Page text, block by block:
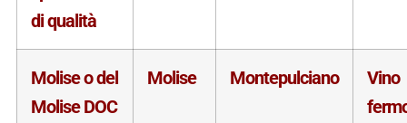
di qualità
Molise o del
Molise DOC
Molise Montepulciano
Vino